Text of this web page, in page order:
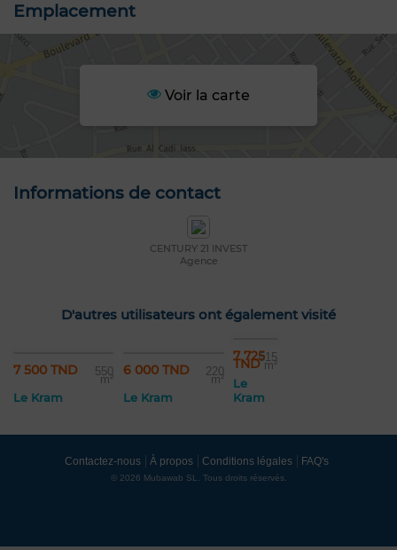
Emplacement
Voir la carte
Informations de contact
CENTURY 21 INVEST
Agence
D'autres utilisateurs ont également visité
7 500 TND 550
m²
Le Kram
6 000 TND 220
m²
Le Kram
7 725
TND515
m²
Le
Kram
Contactez-nous À propos Conditions légales FAQ's
© 2026 Mubawab SL. Tous droits réservés.